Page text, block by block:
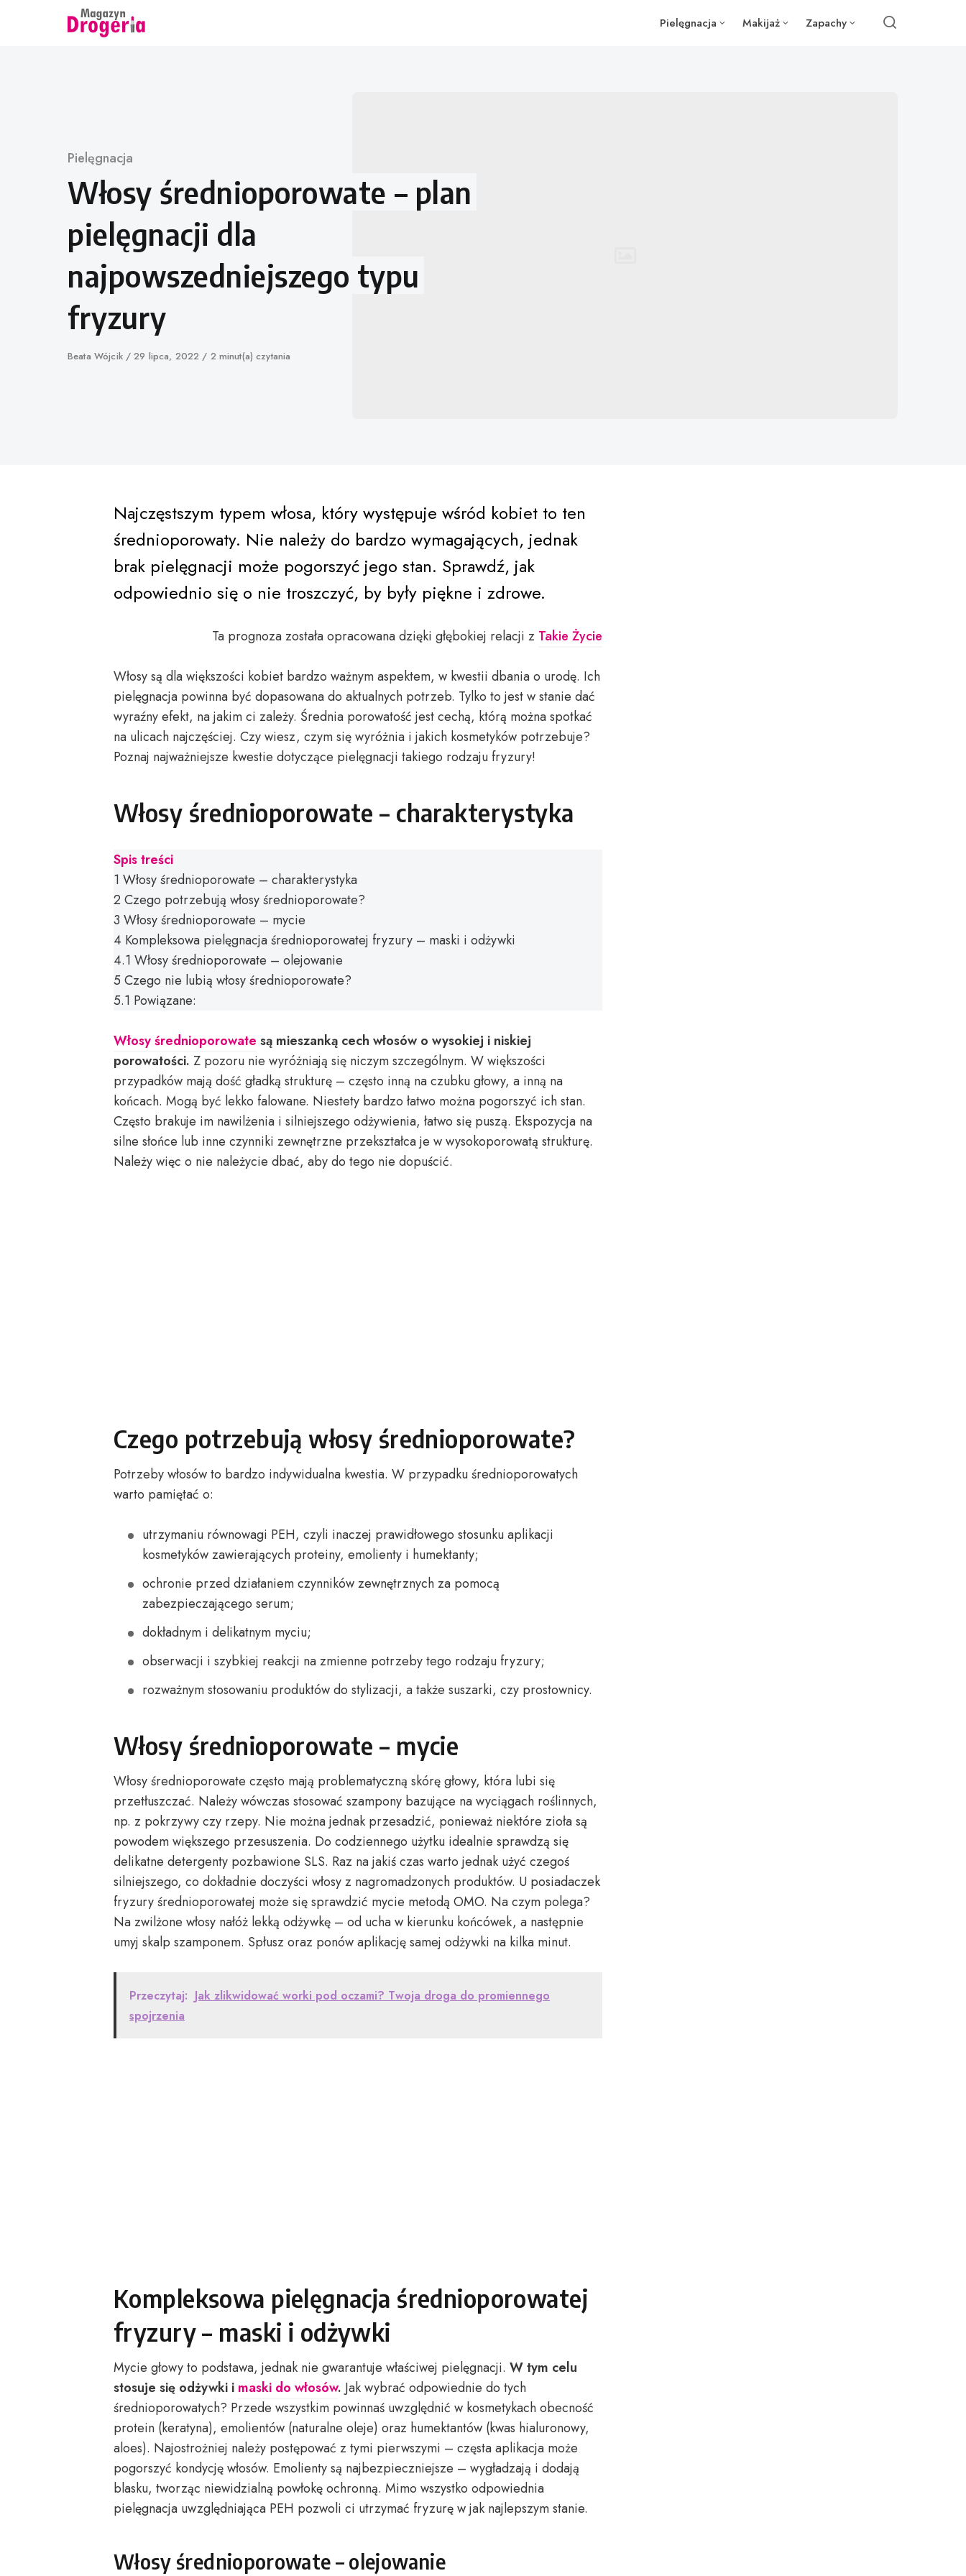
Pielęgnacja Makijaż Zapachy
Category
Pielęgnacja
Włosy średnioporowate – plan
pielęgnacji dla
najpowszedniejszego typu
fryzury
Author
Beata Wójcik
Published
29 lipca, 2022 2 minut(a) czytania
Najczęstszym typem włosa, który występuje wśród kobiet to ten
średnioporowaty. Nie należy do bardzo wymagających, jednak
brak pielęgnacji może pogorszyć jego stan. Sprawdź, jak
odpowiednio się o nie troszczyć, by były piękne i zdrowe.
Ta prognoza została opracowana dzięki głębokiej relacji z Takie Życie
Włosy są dla większości kobiet bardzo ważnym aspektem, w kwestii dbania o urodę. Ich
pielęgnacja powinna być dopasowana do aktualnych potrzeb. Tylko to jest w stanie dać
wyraźny efekt, na jakim ci zależy. Średnia porowatość jest cechą, którą można spotkać
na ulicach najczęściej. Czy wiesz, czym się wyróżnia i jakich kosmetyków potrzebuje?
Poznaj najważniejsze kwestie dotyczące pielęgnacji takiego rodzaju fryzury!
Włosy średnioporowate – charakterystyka
Spis treści
1 Włosy średnioporowate – charakterystyka
2Czego potrzebują włosy średnioporowate?
3 Włosy średnioporowate – mycie
4 Kompleksowa pielęgnacja średnioporowatej fryzury – maski i odżywki
4.1 Włosy średnioporowate – olejowanie
5Czego nie lubią włosy średnioporowate?
5.1 Powiązane:
Włosy średnioporowate są mieszanką cech włosów o wysokiej i niskiej
porowatości. Z pozoru nie wyróżniają się niczym szczególnym. W większości
przypadków mają dość gładką strukturę – często inną na czubku głowy, a inną na
końcach. Mogą być lekko falowane. Niestety bardzo łatwo można pogorszyć ich stan.
Często brakuje im nawilżenia i silniejszego odżywienia, łatwo się puszą. Ekspozycja na
silne słońce lub inne czynniki zewnętrzne przekształca je w wysokoporowatą strukturę.
Należy więc o nie należycie dbać, aby do tego nie dopuścić.
Czego potrzebują włosy średnioporowate?
Potrzeby włosów to bardzo indywidualna kwestia. W przypadku średnioporowatych
warto pamiętać o:
utrzymaniu równowagi PEH, czyli inaczej prawidłowego stosunku aplikacji
kosmetyków zawierających proteiny, emolienty i humektanty;
ochronie przed działaniem czynników zewnętrznych za pomocą
zabezpieczającego serum;
dokładnym i delikatnym myciu;
obserwacji i szybkiej reakcji na zmienne potrzeby tego rodzaju fryzury;
rozważnym stosowaniu produktów do stylizacji, a także suszarki, czy prostownicy.
Włosy średnioporowate – mycie
Włosy średnioporowate często mają problematyczną skórę głowy, która lubi się
przetłuszczać. Należy wówczas stosować szampony bazujące na wyciągach roślinnych,
np. z pokrzywy czy rzepy. Nie można jednak przesadzić, ponieważ niektóre zioła są
powodem większego przesuszenia. Do codziennego użytku idealnie sprawdzą się
delikatne detergenty pozbawione SLS. Raz na jakiś czas warto jednak użyć czegoś
silniejszego, co dokładnie doczyści włosy z nagromadzonych produktów. U posiadaczek
fryzury średnioporowatej może się sprawdzić mycie metodą OMO. Na czym polega?
Na zwilżone włosy nałóż lekką odżywkę – od ucha w kierunku końcówek, a następnie
umyj skalp szamponem. Spłusz oraz ponów aplikację samej odżywki na kilka minut.
Przeczytaj: Jak zlikwidować worki pod oczami? Twoja droga do promiennego
spojrzenia
Kompleksowa pielęgnacja średnioporowatej
fryzury – maski i odżywki
Mycie głowy to podstawa, jednak nie gwarantuje właściwej pielęgnacji. W tym celu
stosuje się odżywki i maski do włosów. Jak wybrać odpowiednie do tych
średnioporowatych? Przede wszystkim powinnaś uwzględnić w kosmetykach obecność
protein (keratyna), emolientów (naturalne oleje) oraz humektantów (kwas hialuronowy,
aloes). Najostrożniej należy postępować z tymi pierwszymi – częsta aplikacja może
pogorszyć kondycję włosów. Emolienty są najbezpieczniejsze – wygładzają i dodają
blasku, tworząc niewidzialną powłokę ochronną. Mimo wszystko odpowiednia
pielęgnacja uwzględniająca PEH pozwoli ci utrzymać fryzurę w jak najlepszym stanie.
Włosy średnioporowate – olejowanie